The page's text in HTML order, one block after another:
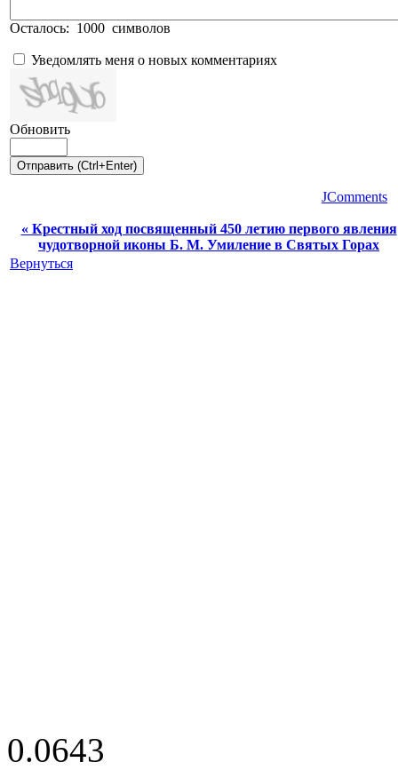
Осталось: 1000 символов
Уведомлять меня о новых комментариях
Обновить
JComments
« Крестный ход посвященный 450 летию первого явления
чудотворной иконы Б. М. Умиление в Святых Горах
Вернуться
0.0643